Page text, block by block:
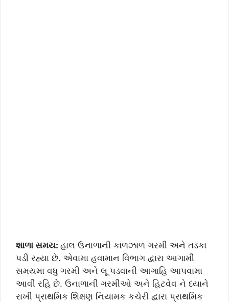
શાળા સમય: હાલ ઉનાળાની કાળઝાળ ગરમી અને તડકા
પડી રહ્યા છે. એવામા હવામાન વિભાગ દ્વારા આગામી
સમયમા વધુ ગરમી અને લૂ પડવાની આગાહિ આપવામા
આવી રહિ છે. ઉનાળાની ગરમીઓ અને હિટવેવ ને ધ્યાને
રાખી પ્રાથમિક શિક્ષણ નિયામક કચેરી દ્વારા પ્રાથમિક